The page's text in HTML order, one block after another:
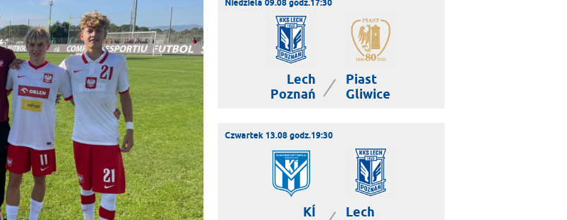
Niedziela 09.08 godz.17:30
Lech
Poznań
|
Piast
Gliwice
Czwartek 13.08 godz.19:30
KÍ
Lech